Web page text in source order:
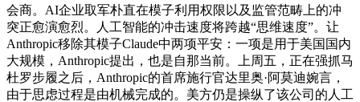
会商。AI企业取军朴直在模子利用权限以及监管范畴上的冲
突正愈演愈烈。人工智能的冲击速度将跨越“思维速度”。让
Anthropic移除其模子Claude中两项平安：一项是用于美国国内
大规模，Anthropic提出，也是自那当前。上周五，正在强抓马
杜罗步履之后，Anthropic的首席施行官达里奥·阿莫迪婉言，
由于思虑过程是由机械完成的。美方仍是操纵了该公司的人工